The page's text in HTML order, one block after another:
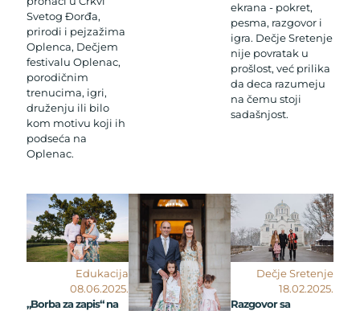
Svetog Đorđa,
prirodi i pejzažima
Oplenca, Dečjem
festivalu Oplenac,
porodičnim
trenucima, igri,
druženju ili bilo
kom motivu koji ih
podseća na
Oplenac.
ekrana - pokret,
pesma, razgovor i
igra. Dečje Sretenje
nije povratak u
prošlost, već prilika
da deca razumeju
na čemu stoji
sadašnjost.
Edukacija
08.06.2025.
„Borba za zapis“ na
Dečje Sretenje
18.02.2025.
Razgovor sa